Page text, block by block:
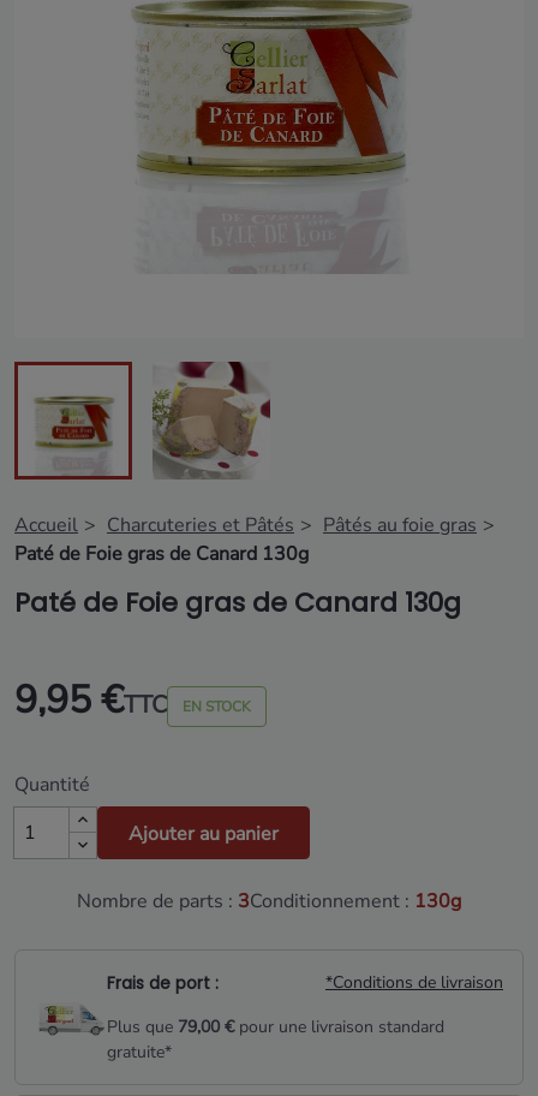
Accueil Charcuteries et Pâtés
Pâtés au foie gras
Paté de Foie gras de Canard 130g
Paté de Foie gras de Canard 130g
9,95 €TTC EN STOCK
Quantité
Ajouter au panier
Nombre de parts : 3Conditionnement : 130g
Frais de port :
*Conditions de livraison
Plus que 79,00 €pour une livraison standard
gratuite*